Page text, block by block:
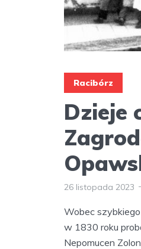
Racibórz
Dzieje
26 listopada 2023
Wobec szybkiego
w 1830 roku
Nepomucen